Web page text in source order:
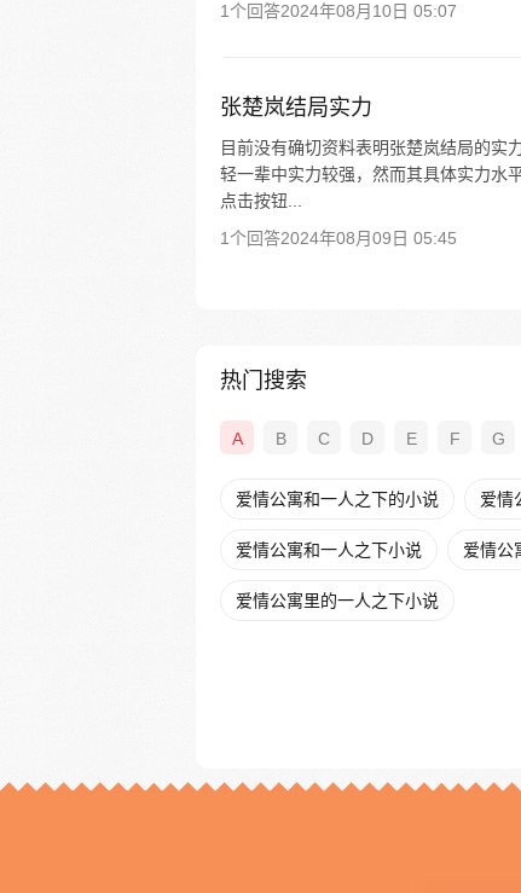
1个回答2024年08月10日 05:07
张楚岚结局实力
目前没有确切资料表明张楚岚结局的实
轻一辈中实力较强，然而其具体实力水
点击按钮...
1个回答2024年08月09日 05:45
热门搜索
A B C D E F G
爱情公寓和一人之下的小说 爱情
爱情公寓和一人之下小说 爱情公
爱情公寓里的一人之下小说